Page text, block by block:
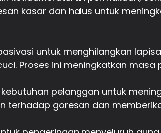
kasar dan halus untuk
untuk menghilangkan
Proses ini meningkatkan masa
pelanggan untuk
terhadap goresan dan